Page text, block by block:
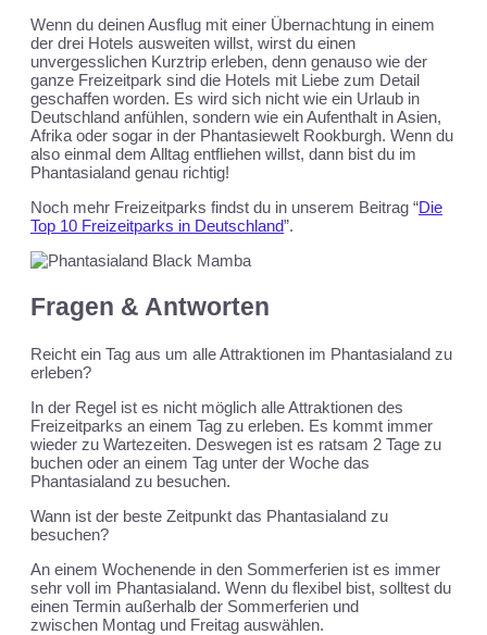
Wenn du deinen Ausflug mit einer Übernachtung in einem
der drei Hotels ausweiten willst, wirst du einen
unvergesslichen Kurztrip erleben, denn genauso wie der
ganze Freizeitpark sind die Hotels mit Liebe zum Detail
geschaffen worden. Es wird sich nicht wie ein Urlaub in
Deutschland anfühlen, sondern wie ein Aufenthalt in Asien,
Afrika oder sogar in der Phantasiewelt Rookburgh. Wenn du
also einmal dem Alltag entfliehen willst, dann bist du im
Phantasialand genau richtig!
Noch mehr Freizeitparks findst du in unserem Beitrag “Die
Top 10 Freizeitparks in Deutschland”.
Fragen & Antworten
Reicht ein Tag aus um alle Attraktionen im Phantasialand zu
erleben?
In der Regel ist es nicht möglich alle Attraktionen des
Freizeitparks an einem Tag zu erleben. Es kommt immer
wieder zu Wartezeiten. Deswegen ist es ratsam 2 Tage zu
buchen oder an einem Tag unter der Woche das
Phantasialand zu besuchen.
Wann ist der beste Zeitpunkt das Phantasialand zu
besuchen?
An einem Wochenende in den Sommerferien ist es immer
sehr voll im Phantasialand. Wenn du flexibel bist, solltest du
einen Termin außerhalb der Sommerferien und
zwischen Montag und Freitag auswählen.